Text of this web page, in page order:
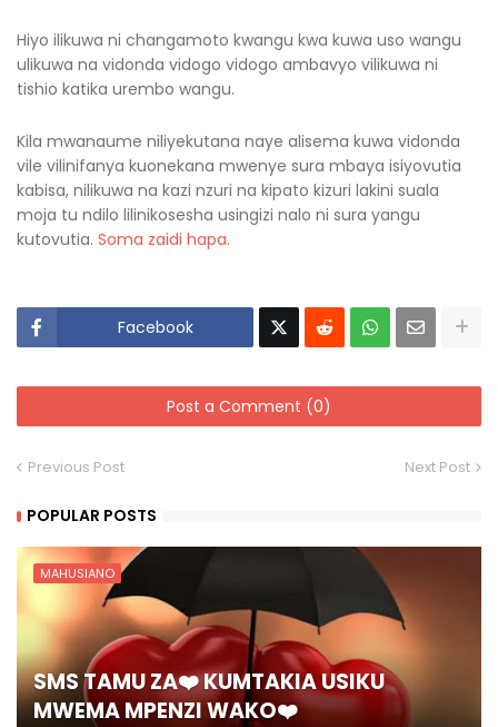
Hiyo ilikuwa ni changamoto kwangu kwa kuwa uso wangu
ulikuwa na vidonda vidogo vidogo ambavyo vilikuwa ni
tishio katika urembo wangu.
Kila mwanaume niliyekutana naye alisema kuwa vidonda
vile vilinifanya kuonekana mwenye sura mbaya isiyovutia
kabisa, nilikuwa na kazi nzuri na kipato kizuri lakini suala
moja tu ndilo lilinikosesha usingizi nalo ni sura yangu
kutovutia. Soma zaidi hapa.
Facebook
Post a Comment (0)
Previous Post Next Post
POPULAR POSTS
MAHUSIANO
SMS TAMU ZA❤️ KUMTAKIA USIKU
MWEMA MPENZI WAKO❤️